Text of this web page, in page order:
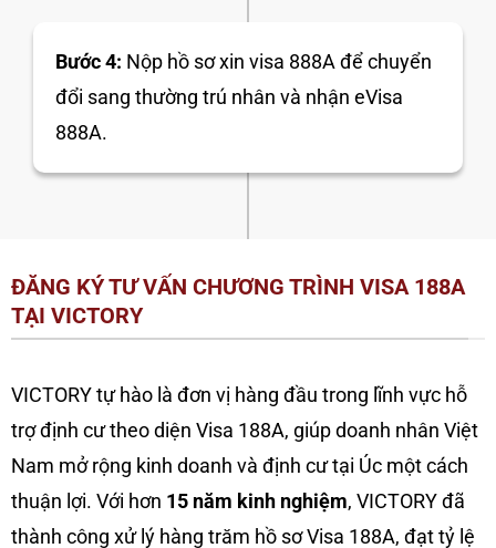
Bước 4: Nộp hồ sơ xin visa 888A để chuyển
đổi sang thường trú nhân và nhận eVisa
888A.
ĐĂNG KÝ TƯ VẤN CHƯƠNG TRÌNH VISA 188A
TẠI VICTORY
VICTORY tự hào là đơn vị hàng đầu trong lĩnh vực hỗ
trợ định cư theo diện Visa 188A, giúp doanh nhân Việt
Nam mở rộng kinh doanh và định cư tại Úc một cách
thuận lợi. Với hơn 15 năm kinh nghiệm, VICTORY đã
thành công xử lý hàng trăm hồ sơ Visa 188A, đạt tỷ lệ